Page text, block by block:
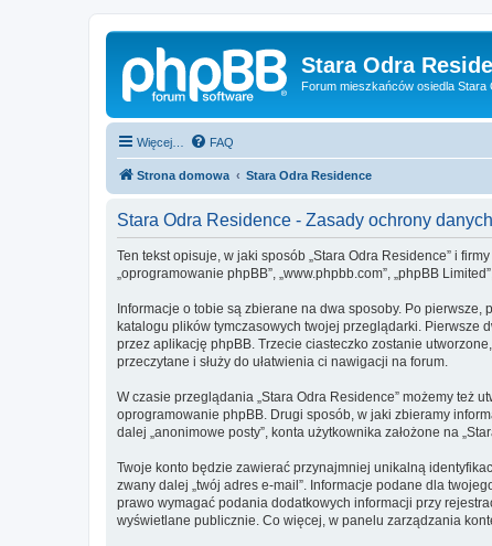
Stara Odra
Forum mieszkańców osiedla Stara
Więcej… FAQ
Strona domowa Stara Odra Residence
Stara Odra Residence - Zasady ochrony
Ten tekst opisuje, w jaki sposób „Stara Odra Residence” i firmy
„oprogramowanie phpBB”, „www.phpbb.com”, „phpBB
Informacje o tobie są zbierane na dwa sposoby. Po pierwsze,
katalogu plików tymczasowych twojej przeglądarki. Pierwsze
przez aplikację phpBB. Trzecie ciasteczko zostanie
przeczytane i służy do ułatwienia ci nawigacji na forum.
W czasie przeglądania „Stara Odra Residence” możemy też
oprogramowanie phpBB. Drugi sposób, w jaki zbieramy
dalej „anonimowe posty”, konta użytkownika założone na
Twoje konto będzie zawierać przynajmniej unikalną
zwany dalej „twój adres e-mail”. Informacje podane dla
prawo wymagać podania dodatkowych informacji przy
wyświetlane publicznie. Co więcej, w panelu zarządzania